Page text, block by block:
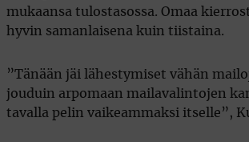
mukaansa tulostasossa. Omaa
hyvin samanlaisena kuin tiistaina.
”Tänään jäi lähestymiset vähän
jouduin arpomaan mailavalintojen
tavalla pelin vaikeammaksi itselle”,